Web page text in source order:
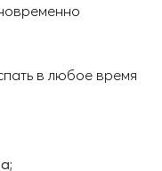
в любое время